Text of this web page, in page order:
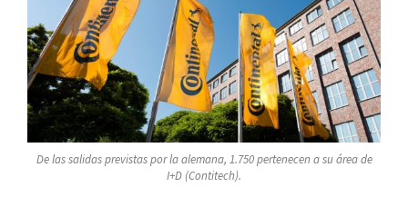
De las salidas previstas por la alemana, 1.750 pertenecen a su área de
I+D (Contitech).